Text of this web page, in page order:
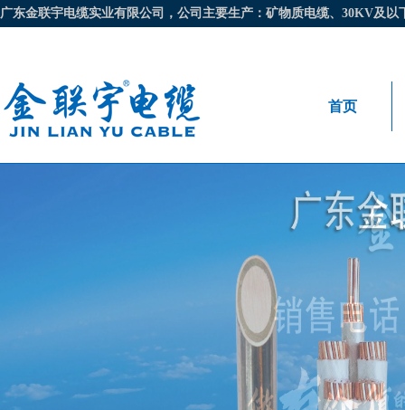
广东金联宇电缆实业有限公司，公司主要生产：矿物质电缆、30KV及
首页